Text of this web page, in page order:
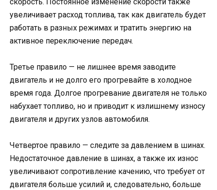
увеличивает расход топлива, так как двигатель будет
работать в разных режимах и тратить энергию на
активное переключение передач.
Третье правило — не лишнее время заводите
двигатель и не долго его прогревайте в холодное
время года. Долгое прогревание двигателя не только
набухает топливо, но и приводит к излишнему износу
двигателя и других узлов автомобиля.
Четвертое правило — следите за давлением в шинах.
Недостаточное давление в шинах, а также их износ
увеличивают сопротивление качению, что требует от
двигателя больше усилий и, следовательно, больше